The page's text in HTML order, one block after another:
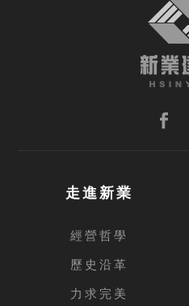
走進新業
經營哲學
歷史沿革
力求完美